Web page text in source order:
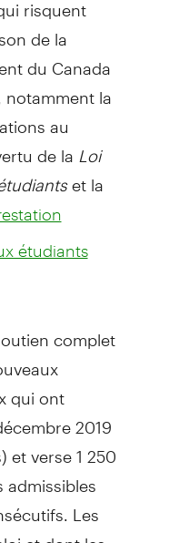
de la
du Canada
la
au
de la Loi
et la
étudiants
complet
qui ont
2019
et verse 1 250
Les